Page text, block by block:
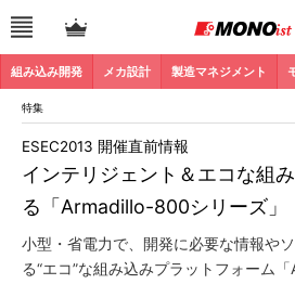
組み込み開発 メカ設計 製造マネジメント
特集
インテリジェント＆エコな組
る「Armadillo-800シリーズ」
ESEC2013 開催直前情報
小型・省電力で、開発に必要な情報や
る“エコ”な組み込みプラットフォーム